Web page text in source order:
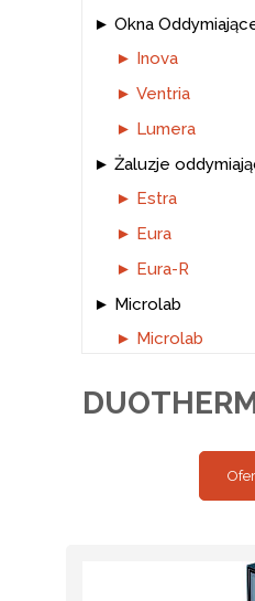
Okna
Inova
Ventria
Lumera
Żaluzje
Estra
Eura
Eura-R
Microlab
Microlab